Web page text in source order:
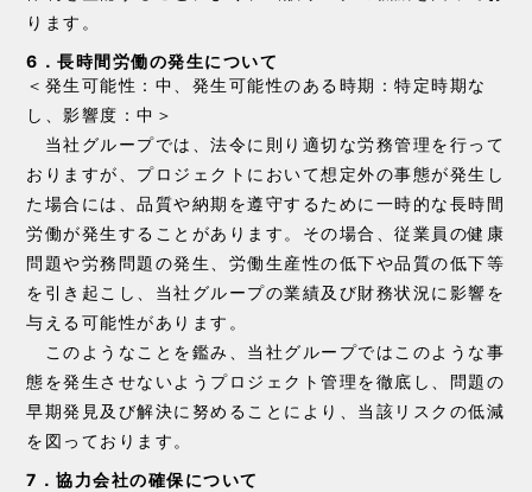
ります。
6．長時間労働の発生について
＜発生可能性：中、発生可能性のある時期：特定時期な
し、影響度：中＞
当社グループでは、法令に則り適切な労務管理を行って
おりますが、プロジェクトにおいて想定外の事態が発生し
た場合には、品質や納期を遵守するために一時的な長時間
労働が発生することがあります。その場合、従業員の健康
問題や労務問題の発生、労働生産性の低下や品質の低下等
を引き起こし、当社グループの業績及び財務状況に影響を
与える可能性があります。
このようなことを鑑み、当社グループではこのような事
態を発生させないようプロジェクト管理を徹底し、問題の
早期発見及び解決に努めることにより、当該リスクの低減
を図っております。
7．協力会社の確保について